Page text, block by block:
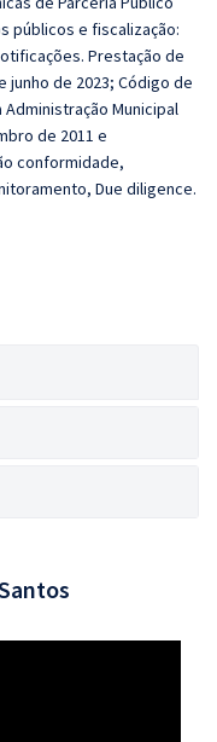
públicos e fiscalização:
Prestação de
junho de 2023; Código de
Municipal
de 2011 e
conformidade,
Due diligence.